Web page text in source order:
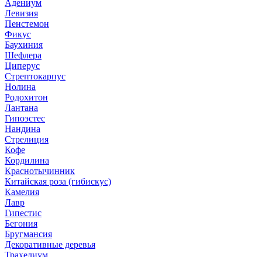
Адениум
Левизия
Пенстемон
Фикус
Баухиния
Шефлера
Циперус
Стрептокарпус
Нолина
Родохитон
Лантана
Гипоэстес
Нандина
Стрелиция
Кофе
Кордилина
Краснотычинник
Китайская роза (гибискус)
Камелия
Лавр
Гипестис
Бегония
Бругмансия
Декоративные деревья
Трахелиум